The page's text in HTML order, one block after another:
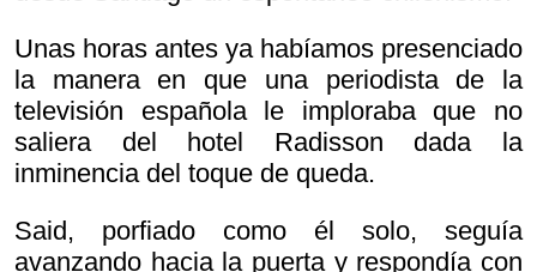
Unas horas antes ya habíamos presenciado
la manera en que una periodista de la
televisión española le imploraba que no
saliera del hotel Radisson dada la
inminencia del toque de queda.
Said, porfiado como él solo, seguía
avanzando hacia la puerta y respondía con